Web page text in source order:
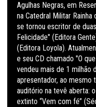
Agulhas Negras, em
na Catedral Militar Rainha
se tornou escritor de
Felicidade" (Editora
(Editora Loyola).
e seu CD chamado "O
vendeu mais de 1 milhão
apresentador, ao mesmo
auditório na tevê aberta:
extinto “Vem com fé”